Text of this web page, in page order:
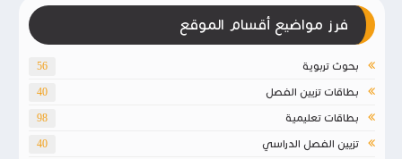
فرز مواضيع أقسام الموقع
بحوث تربوية 56
بطاقات تزيين الفصل 40
بطاقات تعليمية 98
تزيين الفصل الدراسي 40